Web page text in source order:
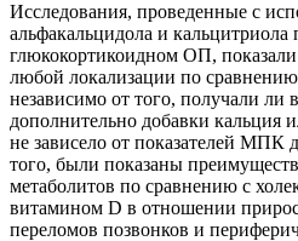
Исследования, проведенные с
альфакальцидола и
глюкокортикоидном ОП,
любой локализации по
независимо от того, получали ли
дополнительно добавки кальция
не зависело от показателей МПК
того, были показаны
метаболитов по сравнению с
витамином D в отношении
переломов позвонков и